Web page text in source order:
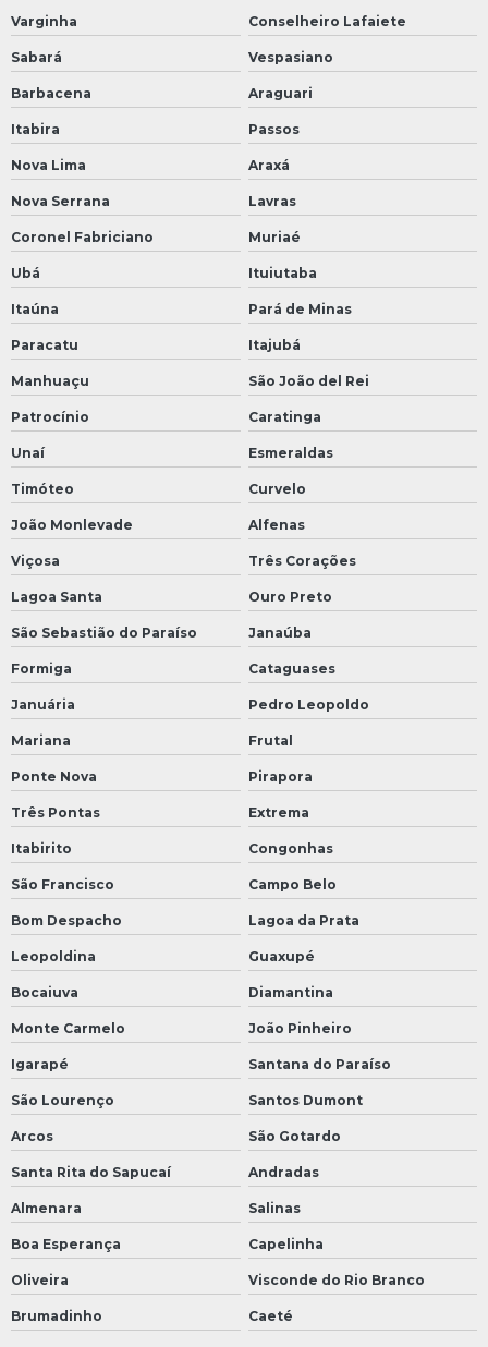
Varginha Conselheiro Lafaiete
Sabará Vespasiano
Barbacena Araguari
Itabira Passos
Nova Lima Araxá
Nova Serrana Lavras
Coronel Fabriciano Muriaé
Ubá Ituiutaba
Itaúna Pará de Minas
Paracatu Itajubá
Manhuaçu São João del Rei
Patrocínio Caratinga
Unaí Esmeraldas
Timóteo Curvelo
João Monlevade Alfenas
Viçosa Três Corações
Lagoa Santa Ouro Preto
São Sebastião do Paraíso Janaúba
Formiga Cataguases
Januária Pedro Leopoldo
Mariana Frutal
Ponte Nova Pirapora
Três Pontas Extrema
Itabirito Congonhas
São Francisco Campo Belo
Bom Despacho Lagoa da Prata
Leopoldina Guaxupé
Bocaiuva Diamantina
Monte Carmelo João Pinheiro
Igarapé Santana do Paraíso
São Lourenço Santos Dumont
Arcos São Gotardo
Santa Rita do Sapucaí Andradas
Almenara Salinas
Boa Esperança Capelinha
Oliveira Visconde do Rio Branco
Brumadinho Caeté